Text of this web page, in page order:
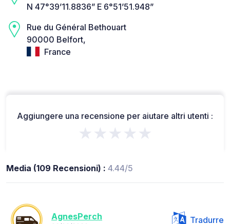
N 47°39’11.8836” E 6°51’51.948”
Rue du Général Bethouart
90000 Belfort,
France
Aggiungere una recensione per aiutare altri utenti :
★★★★★
Media (109 Recensioni) : 4.44/5
AgnesPerch Tradurre